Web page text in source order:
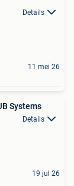
Details
11 mei 26
Systems
Details
19 jul 26